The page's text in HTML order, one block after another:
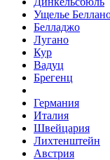
Ущелье
Белладжо
Лугано
Кур
Вадуц
Брегенц
Германия
Италия
Швейцария
Лихтенштейн
Австрия